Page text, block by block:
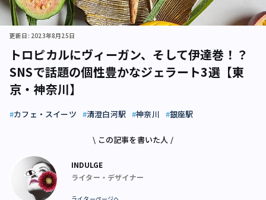
トロピカルにヴィーガン、そして伊達巻！？
SNSで話題の個性豊かなジェラート3選【東
京・神奈川】
更新日: 2023年8月25日
カフェ・スイーツ 清澄白河駅 神奈川 銀座駅
\ この記事を書いた人 /
INDULGE
ライター・デザイナー